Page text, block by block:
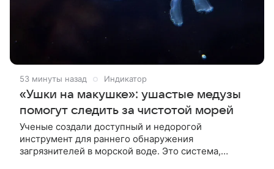
53 минуты назад Индикатор
«Ушки на макушке»: ушастые медузы
помогут следить за чистотой морей
Ученые создали доступный и недорогой
инструмент для раннего обнаружения
загрязнителей в морской воде. Это система,